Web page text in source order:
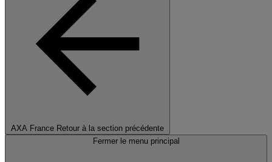
AXA France Retour à la section précédente
Fermer le menu principal